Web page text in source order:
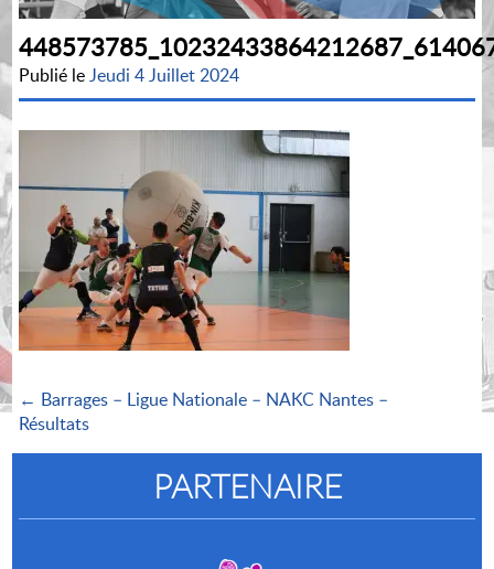
Publié leJeudi 4 Juillet 2024
← Barrages – Ligue Nationale – NAKC Nantes –
Résultats
PARTENAIRE